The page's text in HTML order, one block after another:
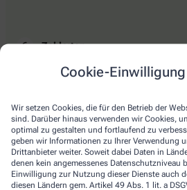
Cookie-
Wir setzen Cookies, die für den Betrieb der
sind. Darüber hinaus verwenden wir Cookies,
optimal zu gestalten und fortlaufend zu
geben wir Informationen zu Ihrer Verwendung
Drittanbieter weiter. Soweit dabei Daten in
denen kein angemessenes Datenschutzniveau
Einwilligung zur Nutzung dieser Dienste auch
diesen Ländern gem. Artikel 49 Abs. 1 lit. a
Zahlarten
Bar oder mit einer anderen akzeptierten
Lieferarten
Abholung in der Apotheke
Botendienstlieferung